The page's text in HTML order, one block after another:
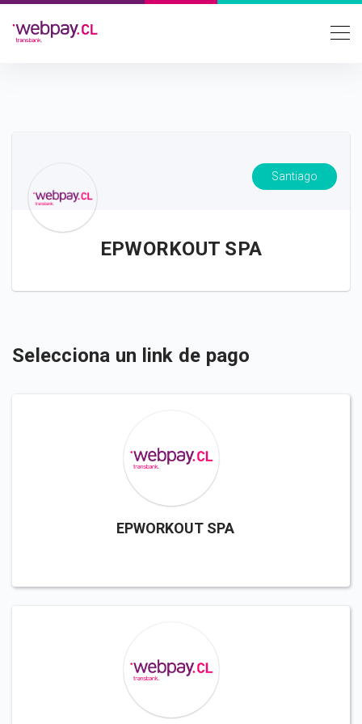
Santiago
EPWORKOUT SPA
Selecciona un link de pago
EPWORKOUT SPA